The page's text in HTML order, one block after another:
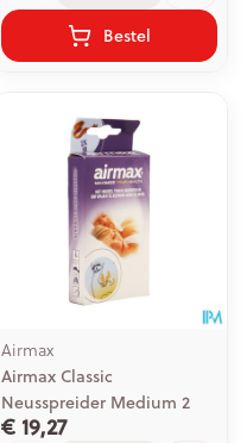
Bestel
Airmax
Airmax Classic
Neusspreider Medium 2
€ 19,27